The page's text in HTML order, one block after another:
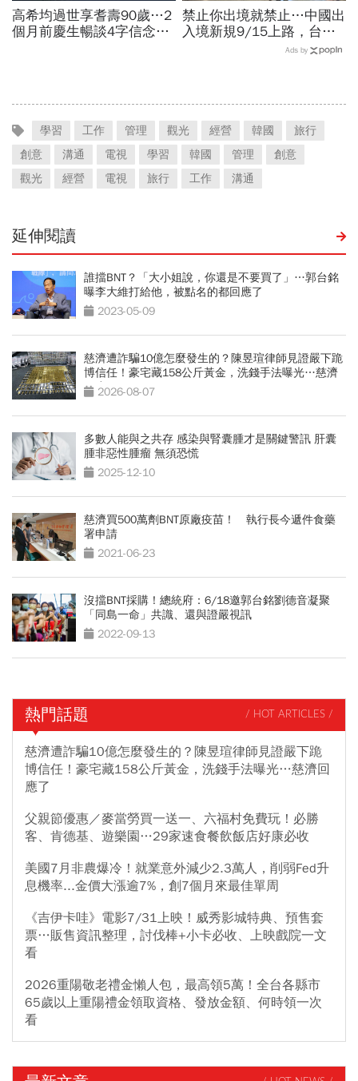
高希均過世享耆壽90歲…2
個月前慶生暢談4字信念，
禁止你出境就禁止…中國出
入境新規9/15上路，台灣
人小心「有去無回」？4種
Ads by
學習 工作 管理 觀光 經營 韓國
旅行
創意
溝通 電視 學習 韓國 管理
創意
觀光
經營 電視 旅行 工作 溝通
延伸閱讀
誰擋BNT？「大小姐說，你還是不要買了」…郭台銘
曝李大維打給他，被點名的都回應了
2023-05-09
慈濟遭詐騙10億怎麼發生的？陳昱瑄律師見證嚴下跪
博信任！豪宅藏158公斤黃金，洗錢手法曝光…慈濟
回應了
2026-08-07
多數人能與之共存 感染與腎囊腫才是關鍵警訊 肝囊
腫非惡性腫瘤 無須恐慌
2025-12-10
慈濟買500萬劑BNT原廠疫苗！ 執行長今遞件食藥
署申請
2021-06-23
沒擋BNT採購！總統府：6/18邀郭台銘劉德音凝聚
「同島一命」共識、還與證嚴視訊
2022-09-13
熱門話題 / HOT ARTICLES /
慈濟遭詐騙10億怎麼發生的？陳昱瑄律師見證嚴下跪
博信任！豪宅藏158公斤黃金，洗錢手法曝光…慈濟回
應了
父親節優惠／麥當勞買一送一、六福村免費玩！必勝
客、肯德基、遊樂園…29家速食餐飲飯店好康必收
美國7月非農爆冷！就業意外減少2.3萬人，削弱Fed升
息機率...金價大漲逾7%，創7個月來最佳單周
《吉伊卡哇》電影7/31上映！威秀影城特典、預售套
票…販售資訊整理，討伐棒+小卡必收、上映戲院一文
看
2026重陽敬老禮金懶人包，最高領5萬！全台各縣市
65歲以上重陽禮金領取資格、發放金額、何時領一次
看